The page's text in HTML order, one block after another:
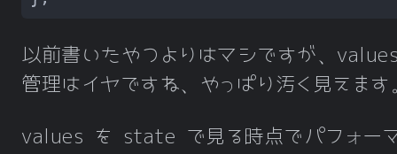
以前書いたやつよりはマシですが、
管理はイヤですね、やっぱり汚く見えます
values を state で見る時点でパフォー